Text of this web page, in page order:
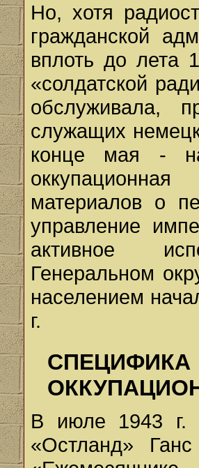
Но, хотя
гражданской
вплоть до лета
«солдатской
обслуживала,
служащих
конце мая -
материалов о
управление
активное
Генеральном
населением
г.
В июле 1943 г.
«Остланд»